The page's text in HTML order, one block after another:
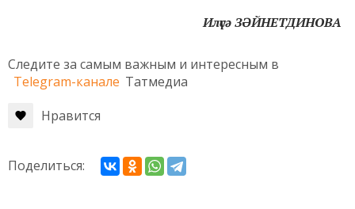
Илүсә ЗӘЙНЕТДИНОВА
Следите за самым важным и интересным в
Telegram-канале Татмедиа
Нравится
Поделиться: